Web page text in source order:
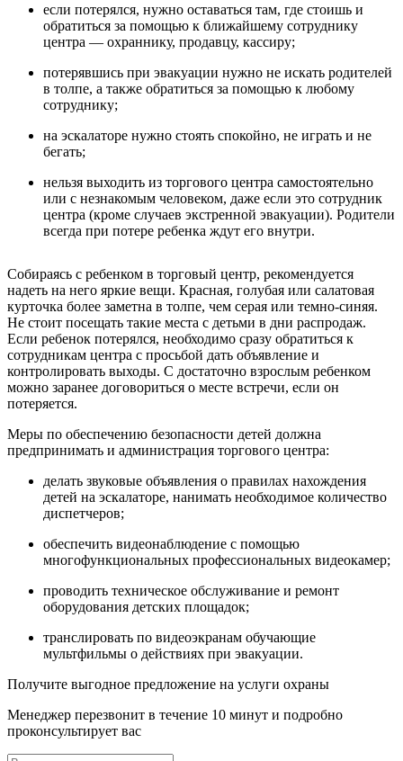
если потерялся, нужно оставаться там, где стоишь и
обратиться за помощью к ближайшему сотруднику
центра — охраннику, продавцу, кассиру;
потерявшись при эвакуации нужно не искать родителей
в толпе, а также обратиться за помощью к любому
сотруднику;
на эскалаторе нужно стоять спокойно, не играть и не
бегать;
нельзя выходить из торгового центра самостоятельно
или с незнакомым человеком, даже если это сотрудник
центра (кроме случаев экстренной эвакуации). Родители
всегда при потере ребенка ждут его внутри.
Собираясь с ребенком в торговый центр, рекомендуется
надеть на него яркие вещи. Красная, голубая или салатовая
курточка более заметна в толпе, чем серая или темно-синяя.
Не стоит посещать такие места с детьми в дни распродаж.
Если ребенок потерялся, необходимо сразу обратиться к
сотрудникам центра с просьбой дать объявление и
контролировать выходы. С достаточно взрослым ребенком
можно заранее договориться о месте встречи, если он
потеряется.
Меры по обеспечению безопасности детей должна
предпринимать и администрация торгового центра:
делать звуковые объявления о правилах нахождения
детей на эскалаторе, нанимать необходимое количество
диспетчеров;
обеспечить видеонаблюдение с помощью
многофункциональных профессиональных видеокамер;
проводить техническое обслуживание и ремонт
оборудования детских площадок;
транслировать по видеоэкранам обучающие
мультфильмы о действиях при эвакуации.
Получите выгодное предложение на услуги охраны
Менеджер перезвонит в течение 10 минут и подробно
проконсультирует вас